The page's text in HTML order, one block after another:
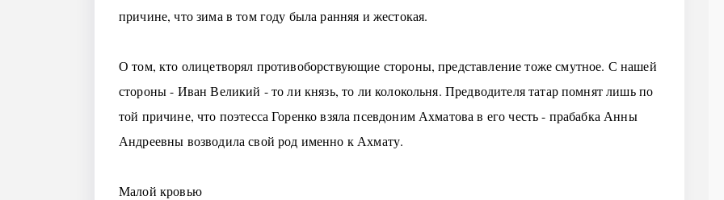
причине, что зима в том году была ранняя и жестокая.
О том, кто олицетворял противоборствующие стороны, представление тоже смутное. С нашей
стороны - Иван Великий - то ли князь, то ли колокольня. Предводителя татар помнят лишь по
той причине, что поэтесса Горенко взяла псевдоним Ахматова в его честь - прабабка Анны
Андреевны возводила свой род именно к Ахмату.
Малой кровью